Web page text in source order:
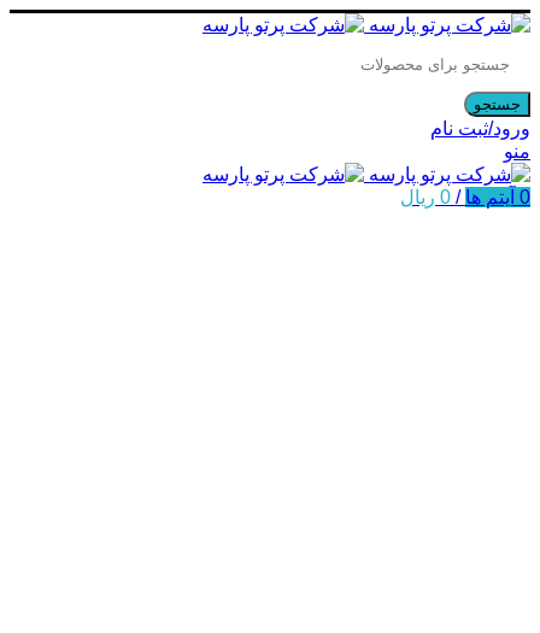
جستجو
ورود/ثبت نام
منو
0 آیتم ها /
0 ریال